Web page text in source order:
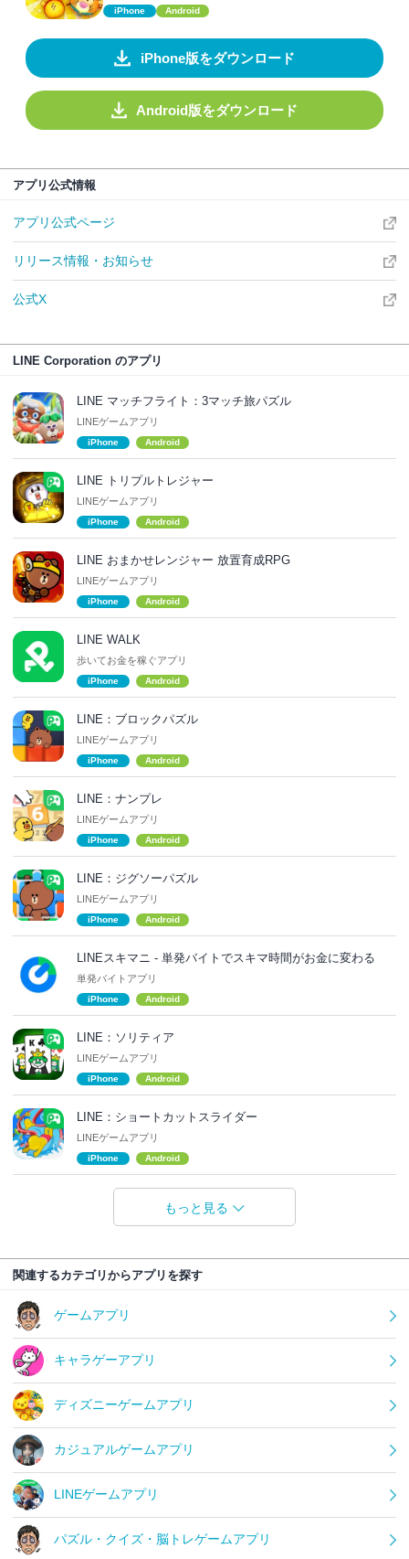
iPhone Android
iPhone版をダウンロード
Android版をダウンロード
アプリ公式情報
アプリ公式ページ
リリース情報・お知らせ
公式X
LINE Corporation のアプリ
LINE マッチフライト：3マッチ旅パズル
LINEゲームアプリ
iPhone Android
LINE トリプルトレジャー
LINEゲームアプリ
iPhone Android
LINE おまかせレンジャー 放置育成RPG
LINEゲームアプリ
iPhone Android
LINE WALK
歩いてお金を稼ぐアプリ
iPhone Android
LINE：ブロックパズル
LINEゲームアプリ
iPhone Android
LINE：ナンプレ
LINEゲームアプリ
iPhone Android
LINE：ジグソーパズル
LINEゲームアプリ
iPhone Android
LINEスキマニ - 単発バイトでスキマ時間がお金に変わる
単発バイトアプリ
iPhone Android
LINE：ソリティア
LINEゲームアプリ
iPhone Android
LINE：ショートカットスライダー
LINEゲームアプリ
iPhone Android
もっと見る
関連するカテゴリからアプリを探す
ゲームアプリ
キャラゲーアプリ
ディズニーゲームアプリ
カジュアルゲームアプリ
LINEゲームアプリ
パズル・クイズ・脳トレゲームアプリ